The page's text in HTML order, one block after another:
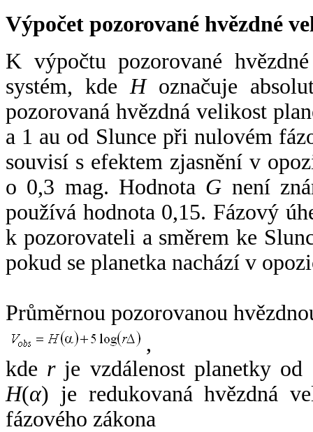
Výpočet pozorované hvězdné
K výpočtu pozorované
systém, kde Hoznačuje
pozorovaná hvězdná velikost
a 1 au od Slunce při nulovém
souvisí s efektem zjasnění v
o 0,3 mag. Hodnota G není
používá hodnota 0,15. Fázový
k pozorovateli a směrem ke
pokud se planetka nachází v
Průměrnou pozorovanou
,
kde rje vzdálenost planetky od
H(α) je redukovaná hvězdná
fázového zákona